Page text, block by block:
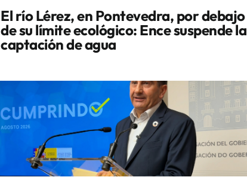
El río Lérez, en Pontevedra, por debajo
de su límite ecológico: Ence suspende la
captación de agua